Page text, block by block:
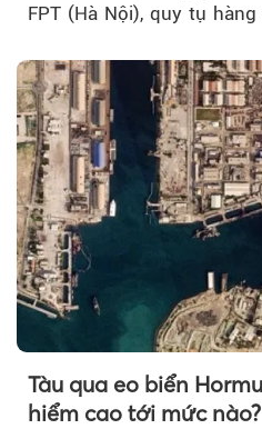
FPT (Hà Nội), quy tụ
Tàu qua eo biển
hiểm cao tới mức nào?